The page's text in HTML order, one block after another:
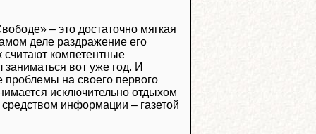
– это достаточно мягкая
деле раздражение его
считают компетентные
вот уже год. И
проблемы на своего первого
исключительно отдыхом
информации – газетой